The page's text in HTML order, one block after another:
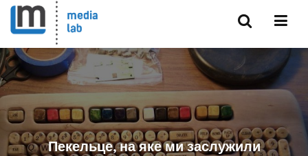
Пекельце, на яке ми заслужили